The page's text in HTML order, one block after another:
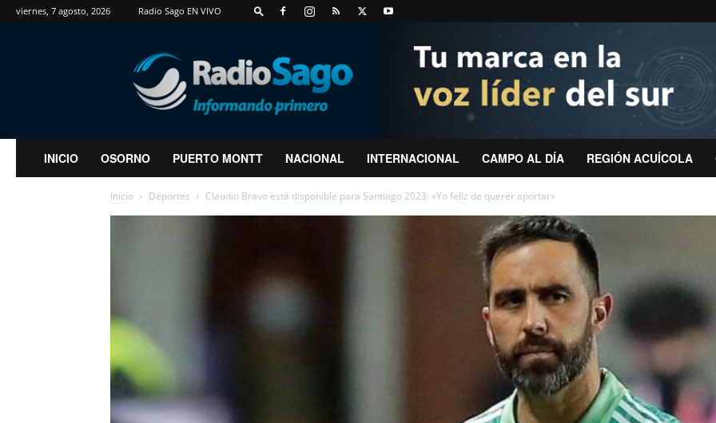
viernes, 7 agosto, 2026 Radio Sago EN VIVO
RadioSago
INICIO OSORNO PUERTO MONTT NACIONAL INTERNACIONAL CAMPO AL DÍA REGIÓN ACUÍCOLA
Inicio Deportes Claudio Bravo está disponible para Santiago 2023: «Yo feliz de querer aportar»